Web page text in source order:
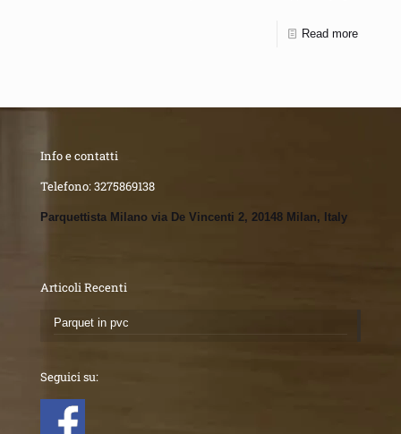
Read more
Info e contatti
Telefono:3275869138
Parquettista Milano via De Vincenti 2, 20148 Milan, Italy
Articoli Recenti
Parquet in pvc
Seguici su: